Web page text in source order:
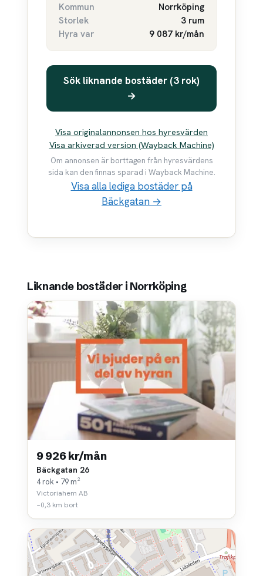
Kommun
Norrköping
Storlek
3 rum
Hyra var
9 087 kr/mån
Sök liknande bostäder (3 rok)
→
Visa originalannonsen hos hyresvärden
Visa arkiverad version (Wayback Machine)
Om annonsen är borttagen från hyresvärdens
sida kan den finnas sparad i Wayback Machine.
Visa alla lediga bostäder på
Bäckgatan →
Liknande bostäder i Norrköping
9 926 kr/mån
Bäckgatan 26
4 rok • 79 m²
Victoriahem AB
~0,3 km bort